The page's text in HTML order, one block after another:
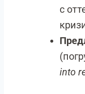
с
into